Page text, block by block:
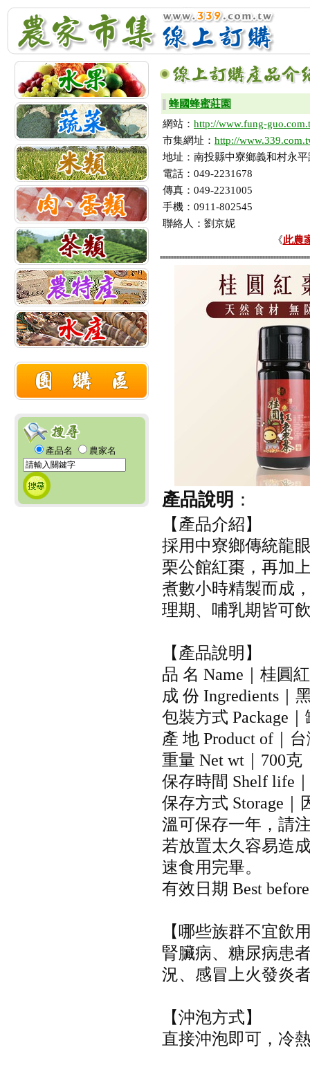
產品名 農家名
蜂國蜂蜜莊園
網站： http://www.fung-
市集網址： http://
地址：南投縣中寮鄉義和村永平
電話：049-2231678
傳真：049-2231005
手機：0911-802545
聯絡人：劉京妮
《此農
產品說明 ：
【產品介紹】
採用中寮鄉傳統龍
栗公館紅棗，再加
煮數小時精製而成
理期、哺乳期皆可
【產品說明】
品 名 Name｜桂圓
成 份 Ingredients｜
包裝方式 Package
產 地 Product of｜
重量 Net wt｜700克
保存時間 Shelf life
保存方式 Storage
溫可保存一年，請
若放置太久容易造
速食用完畢。
有效日期 Best
【哪些族群不宜飲
腎臟病、糖尿病患
況、感冒上火發炎
【沖泡方式】
直接沖泡即可，冷